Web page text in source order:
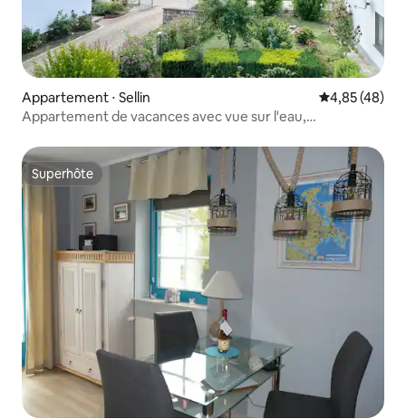
Appartement ⋅ Sellin Évaluation
4,85 (48)
Appartement de vacances avec vue sur l'eau,
Superhôte
Superhôte